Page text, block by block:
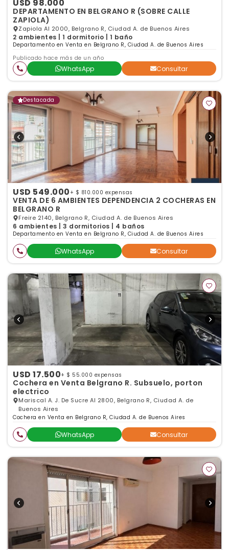
USD 98.000
DEPARTAMENTO EN BELGRANO R (SOBRE CALLE
ZAPIOLA)
Zapiola Al 2000, Belgrano R, Ciudad A. de Buenos Aires
2 ambientes | 1 dormitorio | 1 baño
Departamento en Venta en Belgrano R, Ciudad A. de Buenos Aires
Publicado hace más de un año
WhatsApp Consultar
Destacada
USD 549.000 + $ 810.000 expensas
VENTA DE 6 AMBIENTES DEPENDENCIA 2 COCHERAS EN
BELGRANO R
Freire 2140, Belgrano R, Ciudad A. de Buenos Aires
6 ambientes | 3 dormitorios | 4 baños
Departamento en Venta en Belgrano R, Ciudad A. de Buenos Aires
WhatsApp Consultar
USD 17.500+ $ 55.000 expensas
Cochera en Venta Belgrano R. Subsuelo, porton
electrico
Mariscal A. J. De Sucre Al 2800, Belgrano R, Ciudad A. de
Buenos Aires
Cochera en Venta en Belgrano R, Ciudad A. de Buenos Aires
WhatsApp Consultar